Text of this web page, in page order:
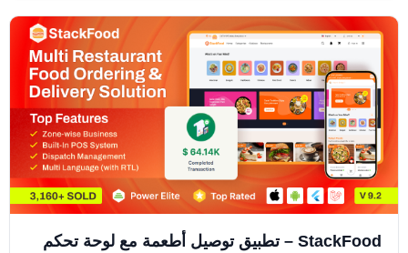
StackFood – تطبيق توصيل أطعمة مع لوحة تحكم